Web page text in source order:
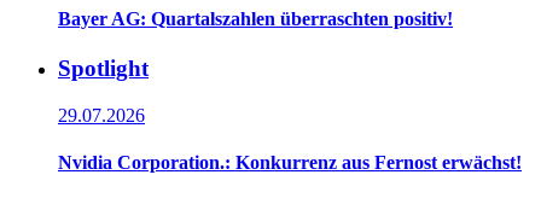
Bayer AG: Quartalszahlen überraschten positiv!
Spotlight
29.07.2026
Nvidia Corporation.: Konkurrenz aus Fernost erwächst!